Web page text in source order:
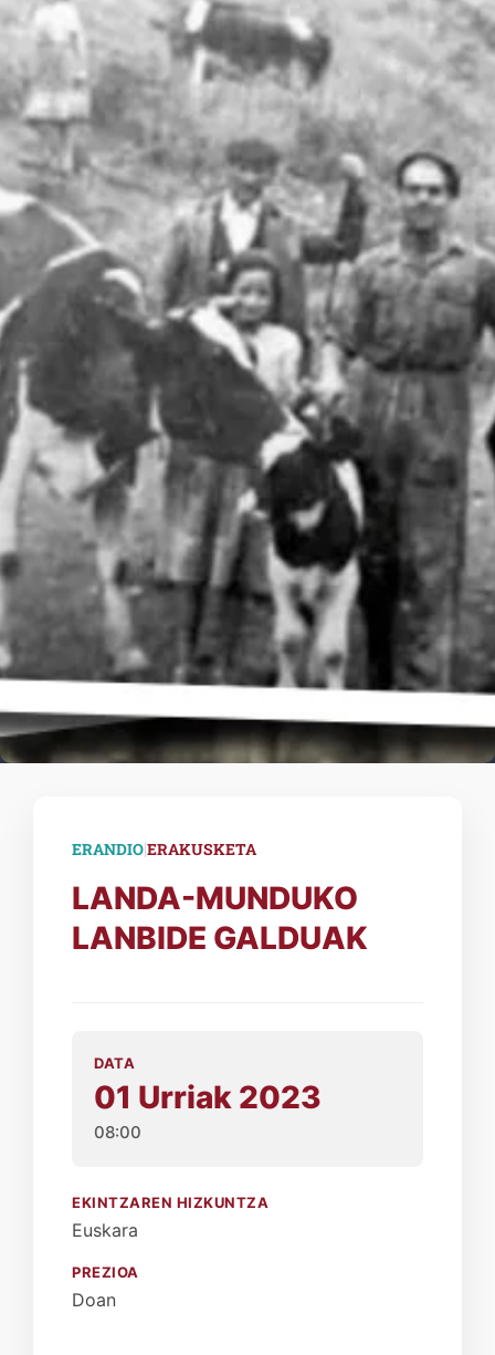
ERANDIO|ERAKUSKETA
LANDA-MUNDUKO
LANBIDE GALDUAK
DATA
01 Urriak 2023
08:00
EKINTZAREN HIZKUNTZA
Euskara
PREZIOA
Doan